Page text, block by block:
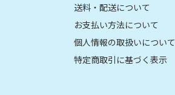
送料・配送について
お支払い方法について
個人情報の取扱いについて
特定商取引に基づく表示